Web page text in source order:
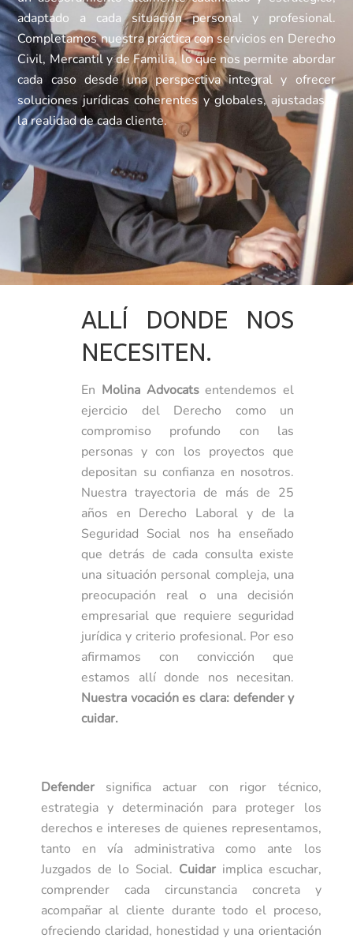
adaptado a cada situación personal y profesional.
Completamos nuestra práctica con servicios en Derecho
Civil, Mercantil y de Familia, lo que nos permite abordar
cada caso desde una perspectiva integral y ofrecer
soluciones jurídicas coherentes y globales, ajustadas a
la realidad de cada cliente.
ALLÍ DONDE NOS
NECESITEN.
En Molina Advocatsentendemos el
ejercicio del Derecho como un
compromiso profundo con las
personas y con los proyectos que
depositan su confianza en nosotros.
Nuestra trayectoria de más de 25
años en Derecho Laboral y de la
Seguridad Social nos ha enseñado
que detrás de cada consulta existe
una situación personal compleja, una
preocupación real o una decisión
empresarial que requiere seguridad
jurídica y criterio profesional. Por eso
afirmamos con convicción que
estamos allí donde nos necesitan.
Nuestra vocación es clara: defender y
cuidar.
Defendersignifica actuar con rigor técnico,
estrategia y determinación para proteger los
derechos e intereses de quienes representamos,
tanto en vía administrativa como ante los
Juzgados de lo Social. Cuidarimplica escuchar,
comprender cada circunstancia concreta y
acompañar al cliente durante todo el proceso,
ofreciendo claridad, honestidad y una orientación